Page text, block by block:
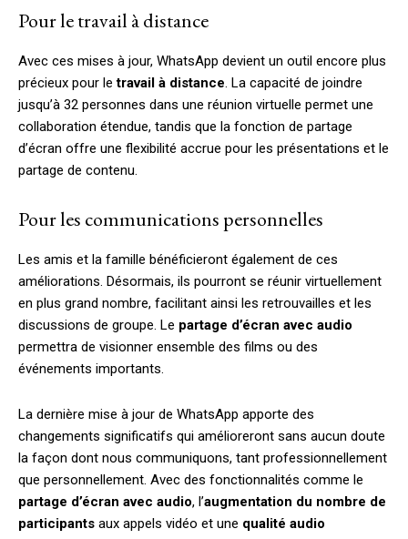
Pour le travail à distance
Avec ces mises à jour, WhatsApp devient un outil encore plus
précieux pour letravail à distance. La capacité de joindre
jusqu’à 32 personnes dans une réunion virtuelle permet une
collaboration étendue, tandis que la fonction de partage
d’écran offre une flexibilité accrue pour les présentations et le
partage de contenu.
Pour les communications personnelles
Les amis et la famille bénéficieront également de ces
améliorations. Désormais, ils pourront se réunir virtuellement
en plus grand nombre, facilitant ainsi les retrouvailles et les
discussions de groupe. Le partage d’écran avec audio
permettra de visionner ensemble des films ou des
événements importants.
La dernière mise à jour de WhatsApp apporte des
changements significatifs qui amélioreront sans aucun doute
la façon dont nous communiquons, tant professionnellement
que personnellement. Avec des fonctionnalités comme le
partage d’écran avec audio, l’augmentation du nombre de
participants aux appels vidéo et une qualité audio